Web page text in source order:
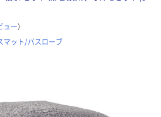
ュー）
マット/バスローブ